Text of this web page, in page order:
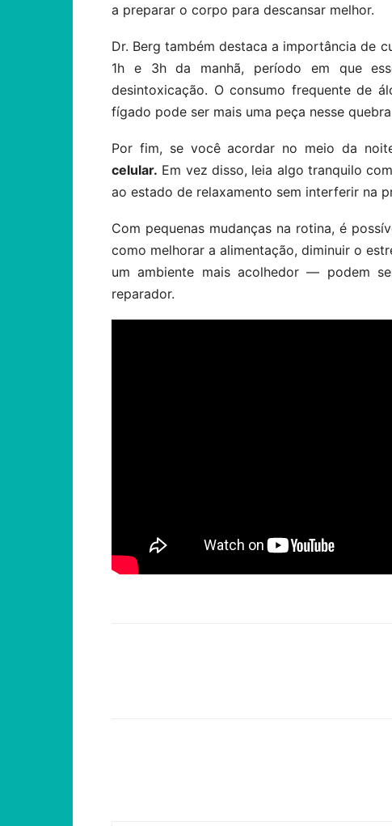
a preparar o corpo para descansar melhor.
Dr. Berg também destaca a importância de
1h e 3h da manhã, período em que
desintoxicação. O consumo frequente de
fígado pode ser mais uma peça nesse
Por fim, se você acordar no meio da
celular. Em vez disso, leia algo tranquilo
ao estado de relaxamento sem interferir na
Com pequenas mudanças na rotina, é
como melhorar a alimentação, diminuir o
um ambiente mais acolhedor — podem
reparador.